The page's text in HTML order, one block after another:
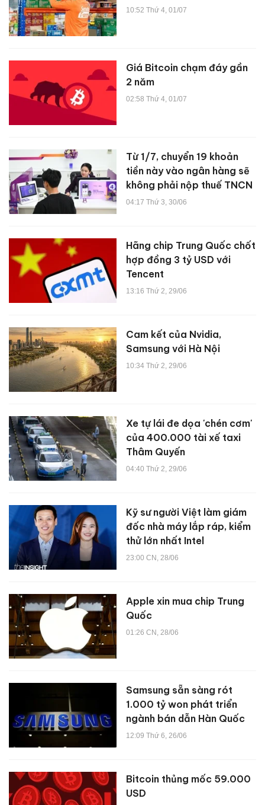
10:52 Thứ 4, 01/07
Giá Bitcoin chạm đáy gần
2 năm
02:58 Thứ 4, 01/07
Từ 1/7, chuyển 19 khoản
tiền này vào ngân hàng sẽ
không phải nộp thuế TNCN
04:17 Thứ 3, 30/06
Hãng chip Trung Quốc chốt
hợp đồng 3 tỷ USD với
Tencent
13:16 Thứ 2, 29/06
Cam kết của Nvidia,
Samsung với Hà Nội
10:34 Thứ 2, 29/06
Xe tự lái đe dọa 'chén cơm'
của 400.000 tài xế taxi
Thâm Quyến
04:40 Thứ 2, 29/06
Kỹ sư người Việt làm giám
đốc nhà máy lắp ráp, kiểm
thử lớn nhất Intel
23:00 CN, 28/06
Apple xin mua chip Trung
Quốc
01:26 CN, 28/06
Samsung sẵn sàng rót
1.000 tỷ won phát triển
ngành bán dẫn Hàn Quốc
12:09 Thứ 6, 26/06
Bitcoin thủng mốc 59.000
USD